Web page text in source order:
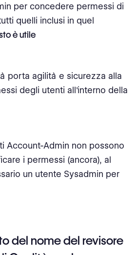
per concedere permessi di
quelli inclusi in quel
è utile
porta agilità e sicurezza alla
degli utenti all'interno della
Account-Admin non possono
i permessi (ancora), al
un utente Sysadmin per
del nome del revisore